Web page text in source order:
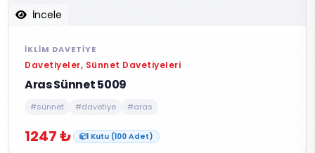
İncele
İKLIM DAVETIYE
Davetiyeler, Sünnet Davetiyeleri
Aras Sünnet 5009
#sünnet #davetiye #aras
1247 ₺ 1 Kutu (100 Adet)